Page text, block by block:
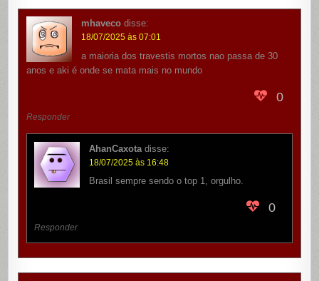
mhaveco disse:
18/07/2025 às 07:01
a maioria dos travestis mortos nao passa de 30
anos e aki é onde se mata mais no mundo
0
Responder
AhanCaxota disse:
18/07/2025 às 16:48
Brasil sempre sendo o top 1, orgulho.
0
Responder